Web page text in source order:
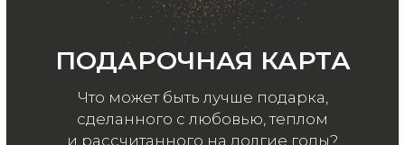
Все права защищены.
конфиденциальности